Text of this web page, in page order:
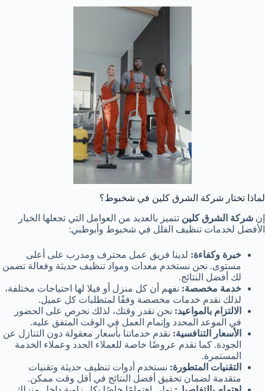
لماذا تختار شركة الشرق كلين في شخبوط؟
إن شركة الشرق كلين تتميز بالعديد من العوامل التي تجعلها الخيار
الأفضل لخدمات تنظيف الفلل في شخبوط وأبوظبي:
خبرة وكفاءة: لدينا فريق عمل محترف ومدرب على أعلى
مستوى. نحن نستخدم معدات ومواد تنظيف حديثة وفعالة تضمن
لك أفضل النتائج.
خدمة مخصصة: نفهم أن كل منزل أو فيلا لها احتياجات مختلفة،
لذلك نقدم خدمات مخصصة وفقًا لمتطلبات كل عميل.
الالتزام بالمواعيد: نحن نقدر وقتك، لذلك نحرص على الحضور
في الموعد المحدد وإتمام العمل في الوقت المتفق عليه.
الأسعار التنافسية: نقدم خدماتنا بأسعار معقولة دون التنازل عن
الجودة. كما نقدم عروضًا خاصة للعملاء الجدد وعملاء الخدمة
المستمرة.
التقنيات المتطورة: نستخدم أدوات تنظيف حديثة وتقنيات
متقدمة لضمان تحقيق أفضل النتائج في أقل وقت ممكن.